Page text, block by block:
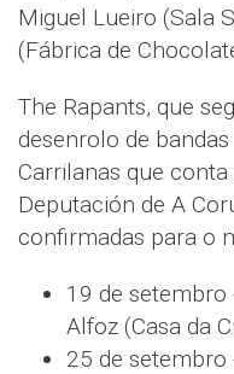
Miguel Lueiro (Sala
(Fábrica de
The Rapants, que
desenrolo de
Carrilanas que
Deputación de A
confirmadas para o
19 de setembro
Alfoz (Casa da
25 de setembro